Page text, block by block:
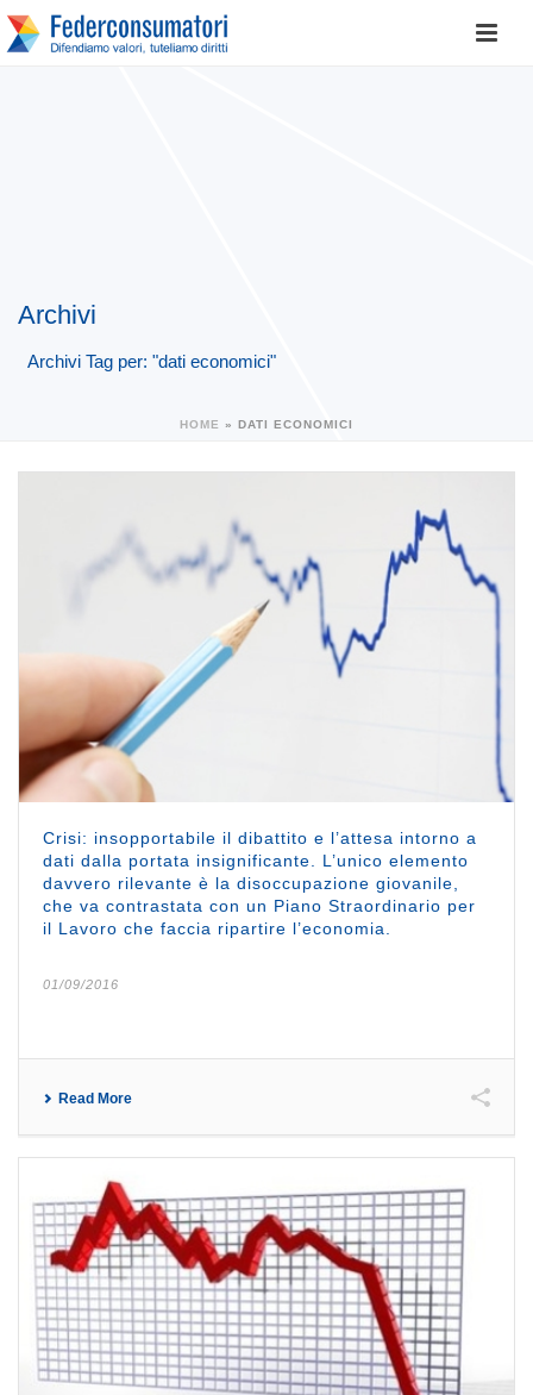
Archivi
Archivi Tag per: "dati economici"
HOME » DATI ECONOMICI
Crisi: insopportabile il dibattito e l’attesa intorno a
dati dalla portata insignificante. L’unico elemento
davvero rilevante è la disoccupazione giovanile,
che va contrastata con un Piano Straordinario per
il Lavoro che faccia ripartire l’economia.
01/09/2016
Read More